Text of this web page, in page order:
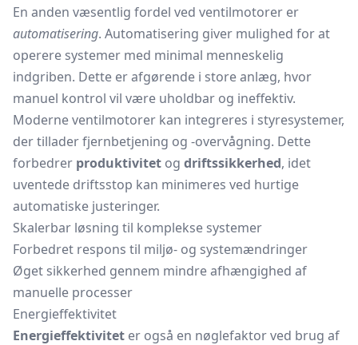
En anden væsentlig fordel ved ventilmotorer er
automatisering. Automatisering giver mulighed for at
operere systemer med minimal menneskelig
indgriben. Dette er afgørende i store anlæg, hvor
manuel kontrol vil være uholdbar og ineffektiv.
Moderne ventilmotorer kan integreres i styresystemer,
der tillader fjernbetjening og -overvågning. Dette
forbedrer produktivitet og driftssikkerhed, idet
uventede driftsstop kan minimeres ved hurtige
automatiske justeringer.
Skalerbar løsning til komplekse systemer
Forbedret respons til miljø- og systemændringer
Øget sikkerhed gennem mindre afhængighed af
manuelle processer
Energieffektivitet
Energieffektivitet er også en nøglefaktor ved brug af